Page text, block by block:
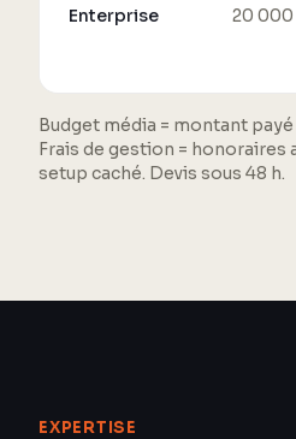
Enterprise 20 000
Budget média = montant
Frais de gestion = honoraires
setup caché. Devis sous 48 h.
EXPERTISE